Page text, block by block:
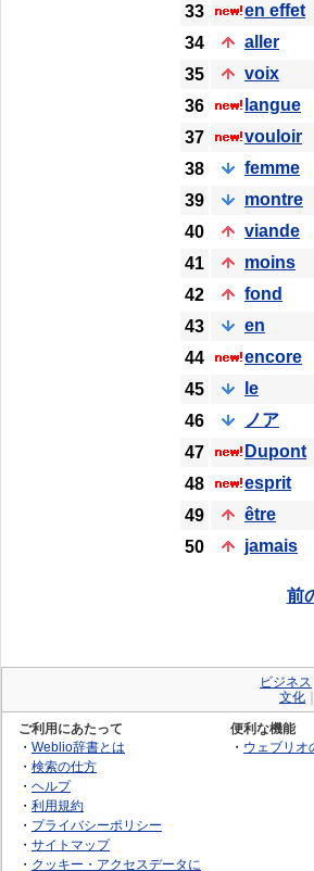
33
en effet
34
aller
35
voix
36
langue
37
vouloir
38
femme
39
montre
40
viande
41
moins
42
fond
43
en
44
encore
45
le
46
ノア
47
Dupont
48
esprit
49
être
50
jamais
前
ビジネス
文化
ご利用にあたって
・ Weblio辞書とは
・ 検索の仕方
・ ヘルプ
・ 利用規約
・ プライバシーポリシー
・ サイトマップ
・ クッキー・アクセスデータに
便利な機能
・ ウェブリオ